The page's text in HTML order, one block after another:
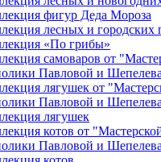
фигур Деда Мороза
лесных и городских
«По грибы»
самоваров от
Павловой и
лягушек от
Павловой и
лягушек
котов от
Павловой и